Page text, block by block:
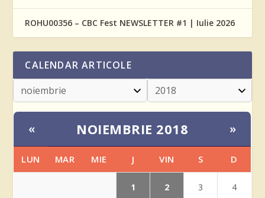
ROHU00356 – CBC Fest NEWSLETTER #1 | Iulie 2026
CALENDAR ARTICOLE
« NOIEMBRIE 2018 »
LUN MAR MIE J VIN S D
1 2 3 4